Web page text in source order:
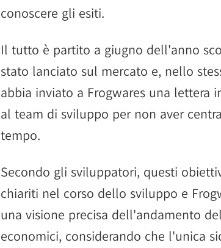
conoscere gli esiti.
Il tutto è partito a giugno dell'anno
stato lanciato sul mercato e, nello
abbia inviato a Frogwares una lettera
al team di sviluppo per non aver
tempo.
Secondo gli sviluppatori, questi
chiariti nel corso dello sviluppo e
una visione precisa dell'andamento
economici, considerando che l'unica